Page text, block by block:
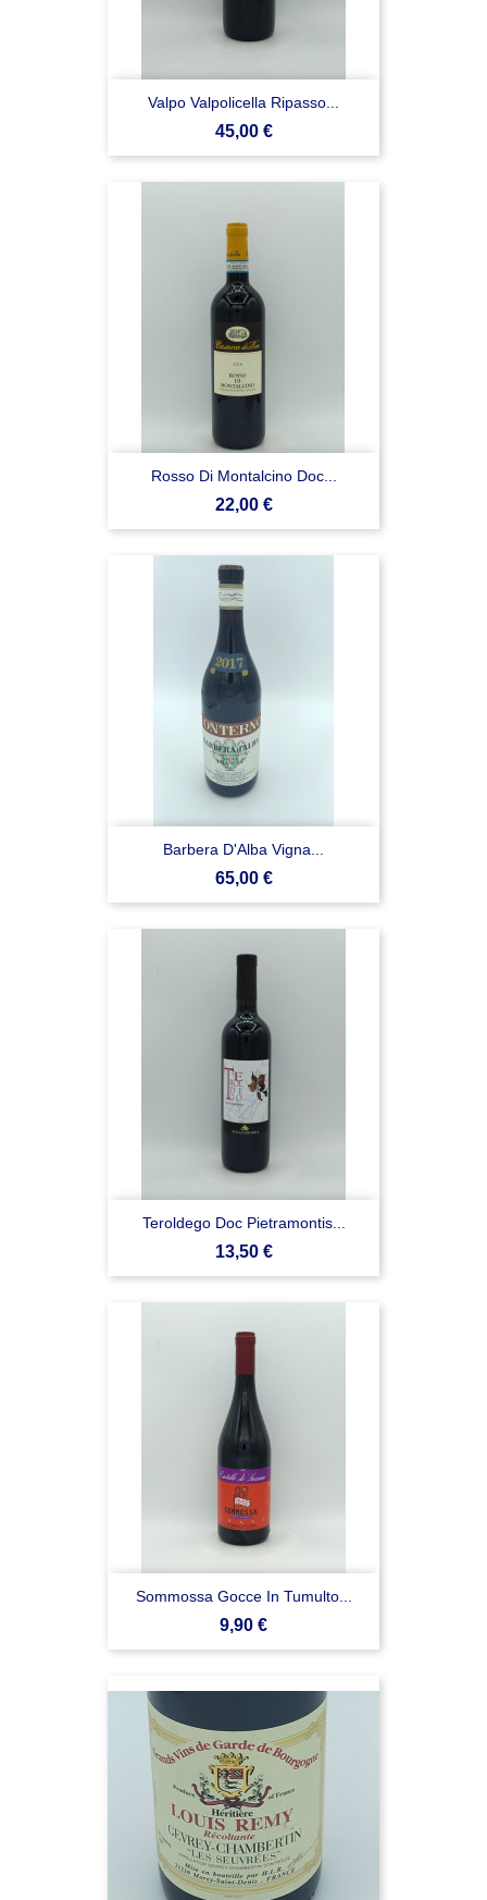
Valpo Valpolicella Ripasso...
Prezzo
45,00 €
Rosso Di Montalcino Doc...
Prezzo
22,00 €
Barbera D'Alba Vigna...
Prezzo
65,00 €
Teroldego Doc Pietramontis...
Prezzo
13,50 €
Sommossa Gocce In Tumulto...
Prezzo
9,90 €